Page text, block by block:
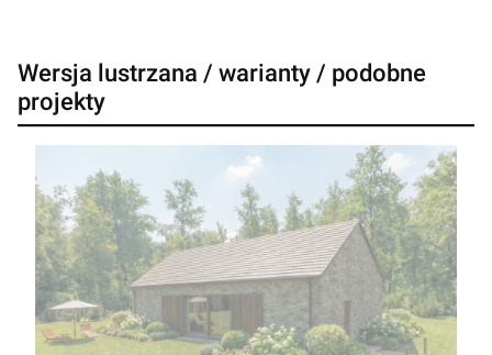
Wersja lustrzana / warianty / podobne
projekty